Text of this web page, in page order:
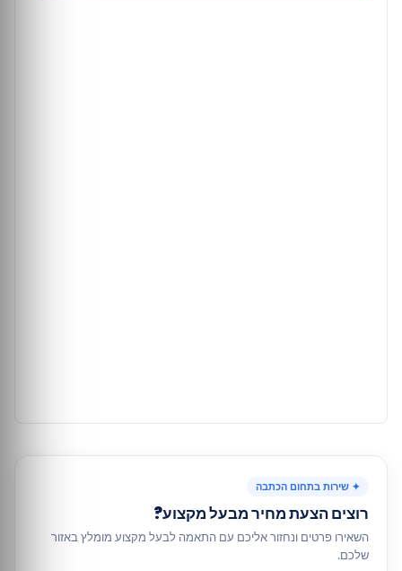
✦ שירות בתחום הכתבה
רוצים הצעת מחיר מבעל מקצוע?
השאירו פרטים ונחזור אליכם עם התאמה לבעל מקצוע מומלץ באזור
שלכם.